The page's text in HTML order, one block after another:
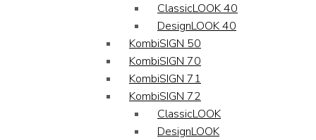
ClassicLOOK 40
DesignLOOK 40
KombiSIGN 50
KombiSIGN 70
KombiSIGN 71
KombiSIGN 72
ClassicLOOK
DesignLOOK